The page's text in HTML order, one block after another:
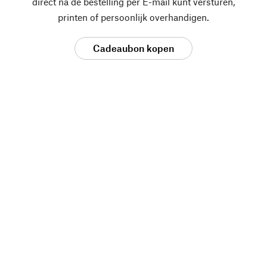
printen of persoonlijk overhandigen.
Cadeaubon kopen